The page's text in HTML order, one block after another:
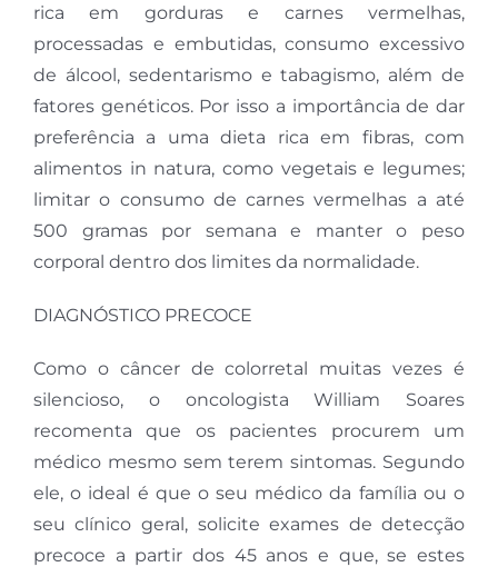
rica em gorduras e carnes vermelhas,
processadas e embutidas, consumo excessivo
de álcool, sedentarismo e tabagismo, além de
fatores genéticos. Por isso a importância de dar
preferência a uma dieta rica em fibras, com
alimentos in natura, como vegetais e legumes;
limitar o consumo de carnes vermelhas a até
500 gramas por semana e manter o peso
corporal dentro dos limites da normalidade.
DIAGNÓSTICO PRECOCE
Como o câncer de colorretal muitas vezes é
silencioso, o oncologista William Soares
recomenta que os pacientes procurem um
médico mesmo sem terem sintomas. Segundo
ele, o ideal é que o seu médico da família ou o
seu clínico geral, solicite exames de detecção
precoce a partir dos 45 anos e que, se estes